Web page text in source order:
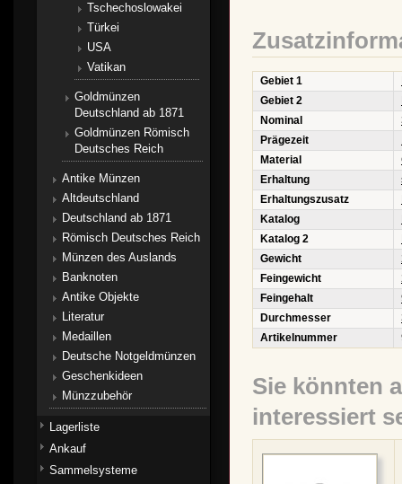
Gebiet 1
Gebiet 2
Nominal
Prägezeit
Material
Erhaltung
Erhaltungszusatz
Katalog
Katalog 2
Gewicht
Feingewicht
Feingehalt
Durchmesser
Artikelnummer
Sie könnten
interessiert
Tschechoslowakei
Türkei
USA
Vatikan
Goldmünzen
Deutschland ab 1871
Goldmünzen Römisch
Deutsches Reich
Antike Münzen
Altdeutschland
Deutschland ab 1871
Römisch Deutsches Reich
Münzen des Auslands
Banknoten
Antike Objekte
Literatur
Medaillen
Deutsche Notgeldmünzen
Geschenkideen
Münzzubehör
Lagerliste
Ankauf
Sammelsysteme